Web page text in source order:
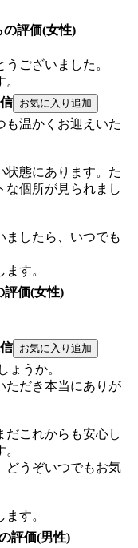
の評価(女性)
ございました。
も温かくお迎えいた
状態にあります。た
な個所が見られまし
ましたら、いつでも
す。
評価(女性)
ょうか。
ただき本当にありが
だこれからも安心し
どうぞいつでもお気
す。
評価(男性)